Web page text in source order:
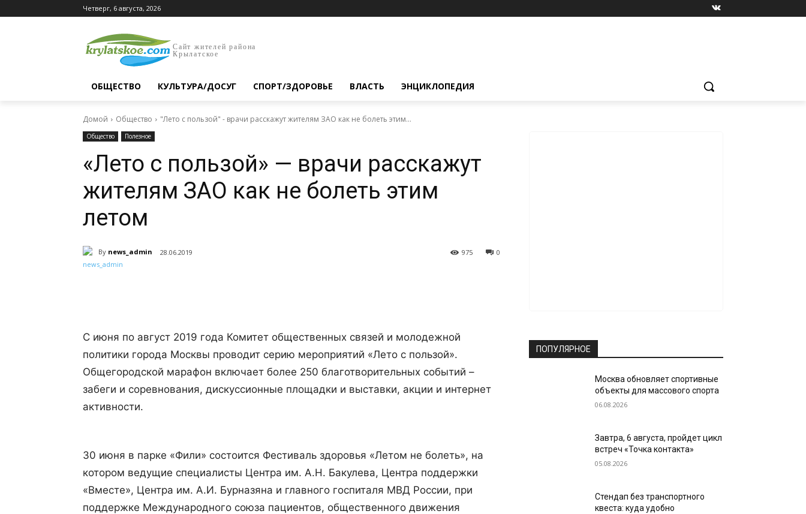
Четверг, 6 августа, 2026
Сайт жителей района
Крылатское
ОБЩЕСТВО КУЛЬТУРА/ДОСУГ СПОРТ/ЗДОРОВЬЕ ВЛАСТЬ ЭНЦИКЛОПЕДИЯ
Домой Общество "Лето с пользой" - врачи расскажут жителям ЗАО как не болеть этим...
Общество Полезное
«Лето с пользой» — врачи расскажут
жителям ЗАО как не болеть этим
летом
By news_admin 28.06.2019 0
975
С июня по август 2019 года Комитет общественных связей и молодежной
политики города Москвы проводит серию мероприятий «Лето с пользой».
Общегородской марафон включает более 250 благотворительных событий –
забеги и соревнования, дискуссионные площадки и выставки, акции и интернет
активности.
30 июня в парке «Фили» состоится Фестиваль здоровья «Летом не болеть», на
котором ведущие специалисты Центра им. А.Н. Бакулева, Центра поддержки
«Вместе», Центра им. А.И. Бурназяна и главного госпиталя МВД России, при
поддержке Международного союза пациентов, общественного движения
ПОПУЛЯРНОЕ
Москва обновляет спортивные
объекты для массового спорта
06.08.2026
Завтра, 6 августа, пройдет цикл
встреч «Точка контакта»
05.08.2026
Стендап без транспортного
квеста: куда удобно